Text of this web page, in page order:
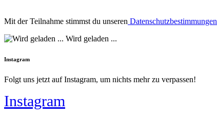
Mit der Teilnahme stimmst du unseren Datenschutzbestimmungen
Wird geladen ...
Instagram
Folgt uns jetzt auf Instagram, um nichts mehr zu verpassen!
Instagram